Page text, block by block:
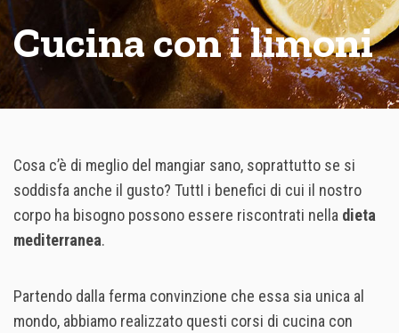
Cucina con i limoni
Cosa c’è di meglio del mangiar sano, soprattutto se si
soddisfa anche il gusto? TuttI i benefici di cui il nostro
corpo ha bisogno possono essere riscontrati nella dieta
mediterranea.
Partendo dalla ferma convinzione che essa sia unica al
mondo, abbiamo realizzato questi corsi di cucina con